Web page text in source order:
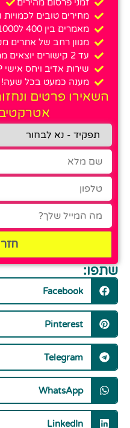
זמני פרסום מהירים
מחירים טובים לכמויות
מאמרים בין 400 ל1000 מילה
מגוון רחב של אתרים
עד 2 קישורים יוצאים ממאמר
שירות אדיב ויחס אישי VIP
מענה כמעט בכל שעה!
השאירו פרטים
שתפו:
Facebook
Pinterest
Telegram
WhatsApp
LinkedIn